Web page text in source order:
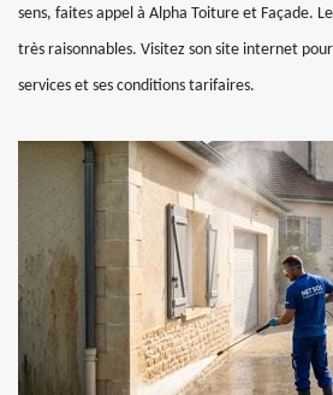
sens, faites appel à Alpha Toiture et Façade.
très raisonnables. Visitez son site internet
services et ses conditions tarifaires.